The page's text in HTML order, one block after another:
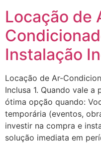
Locação de
Instalação
Locação de Ar-
Inclusa 1. Quando vale a
ótima opção quando:
temporária (eventos,
investir na compra e
solução imediata em